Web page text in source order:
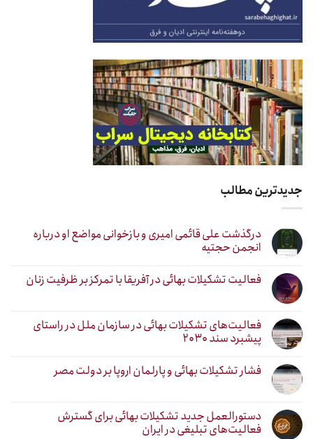
جدیدترین مطالب
درگذشت علی قائمی امیری و بازخوانی مواضع او درباره
انجمن حجتیه
فعالیت تشکیلات بهائی در آفریقا با تمرکز بر ظرفیت زنان
فعالیت‌های تشکیلات بهائی در سازمان ملل در راستای
پیشبرد سند ۲۰۳۰
فشار تشکیلات بهائی و پارلمان اروپا بر دولت مصر
دستورالعمل جدید تشکیلات بهائی برای گسترش
فعالیت‌های تبلیغی در ایران